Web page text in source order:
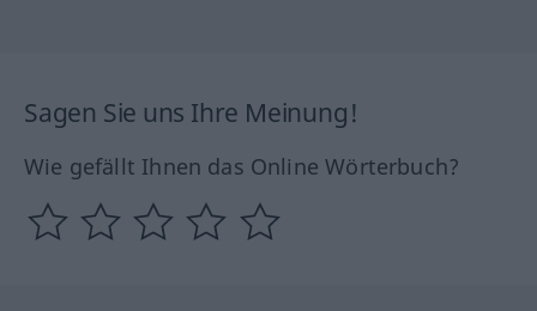
Sagen Sie uns Ihre Meinung!
Wie gefällt Ihnen das Online Wörterbuch?